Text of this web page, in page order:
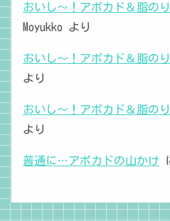
おいし～！アボカド＆脂の
Moyukko より
おいし～！アボカド＆脂の
より
おいし～！アボカド＆脂の
より
普通に…アボカドの山かけ